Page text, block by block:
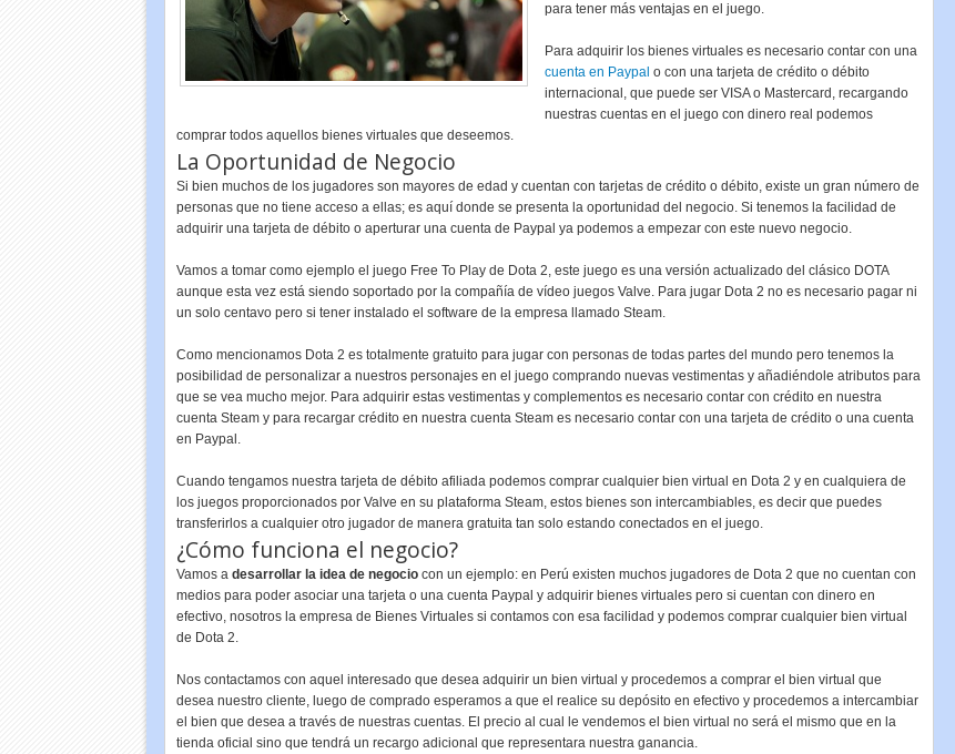
para tener más ventajas en el juego.
Para adquirir los bienes virtuales es necesario contar con una
cuenta en Paypal o con una tarjeta de crédito o débito
internacional, que puede ser VISA o Mastercard, recargando
nuestras cuentas en el juego con dinero real podemos
comprar todos aquellos bienes virtuales que deseemos.
La Oportunidad de Negocio
Si bien muchos de los jugadores son mayores de edad y cuentan con tarjetas de crédito o débito, existe un gran número de
personas que no tiene acceso a ellas; es aquí donde se presenta la oportunidad del negocio. Si tenemos la facilidad de
adquirir una tarjeta de débito o aperturar una cuenta de Paypal ya podemos a empezar con este nuevo negocio.
Vamos a tomar como ejemplo el juego Free To Play de Dota 2, este juego es una versión actualizado del clásico DOTA
aunque esta vez está siendo soportado por la compañía de vídeo juegos Valve. Para jugar Dota 2 no es necesario pagar ni
un solo centavo pero si tener instalado el software de la empresa llamado Steam.
Como mencionamos Dota 2 es totalmente gratuito para jugar con personas de todas partes del mundo pero tenemos la
posibilidad de personalizar a nuestros personajes en el juego comprando nuevas vestimentas y añadiéndole atributos para
que se vea mucho mejor. Para adquirir estas vestimentas y complementos es necesario contar con crédito en nuestra
cuenta Steam y para recargar crédito en nuestra cuenta Steam es necesario contar con una tarjeta de crédito o una cuenta
en Paypal.
Cuando tengamos nuestra tarjeta de débito afiliada podemos comprar cualquier bien virtual en Dota 2 y en cualquiera de
los juegos proporcionados por Valve en su plataforma Steam, estos bienes son intercambiables, es decir que puedes
transferirlos a cualquier otro jugador de manera gratuita tan solo estando conectados en el juego.
¿Cómo funciona el negocio?
Vamos a desarrollar la idea de negociocon un ejemplo: en Perú existen muchos jugadores de Dota 2 que no cuentan con
medios para poder asociar una tarjeta o una cuenta Paypal y adquirir bienes virtuales pero si cuentan con dinero en
efectivo, nosotros la empresa de Bienes Virtuales si contamos con esa facilidad y podemos comprar cualquier bien virtual
de Dota 2.
Nos contactamos con aquel interesado que desea adquirir un bien virtual y procedemos a comprar el bien virtual que
desea nuestro cliente, luego de comprado esperamos a que el realice su depósito en efectivo y procedemos a intercambiar
el bien que desea a través de nuestras cuentas. El precio al cual le vendemos el bien virtual no será el mismo que en la
tienda oficial sino que tendrá un recargo adicional que representara nuestra ganancia.